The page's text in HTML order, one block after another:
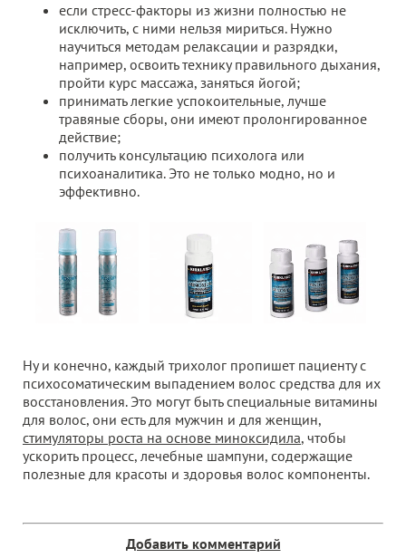
если стресс-факторы из жизни полностью не
исключить, с ними нельзя мириться. Нужно
научиться методам релаксации и разрядки,
например, освоить технику правильного дыхания,
пройти курс массажа, заняться йогой;
принимать легкие успокоительные, лучше
травяные сборы, они имеют пролонгированное
действие;
получить консультацию психолога или
психоаналитика. Это не только модно, но и
эффективно.
Ну и конечно, каждый трихолог пропишет пациенту с
психосоматическим выпадением волос средства для их
восстановления. Это могут быть специальные витамины
для волос, они есть для мужчин и для женщин,
стимуляторы роста на основе миноксидила, чтобы
ускорить процесс, лечебные шампуни, содержащие
полезные для красоты и здоровья волос компоненты.
Добавить комментарий